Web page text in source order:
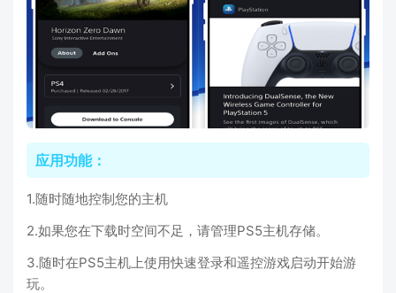
应用功能：
1.随时随地控制您的主机
2.如果您在下载时空间不足，请管理PS5主机存储。
3.随时在PS5主机上使用快速登录和遥控游戏启动开始游
玩。